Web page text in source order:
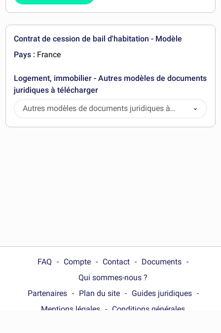
Contrat de cession de bail d'habitation - Modèle
Pays : France
Logement, immobilier - Autres modèles de documents
juridiques à télécharger
Autres modèles de documents juridiques à
télécharger
FAQ Compte Contact
Documents
Qui sommes-nous ?
Partenaires
Plan du site
Guides juridiques
Mentions légales
Conditions générales